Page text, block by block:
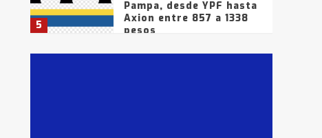
5
Pampa, desde YPF hasta
Axion entre 857 a 1338
pesos
La Bolsa de Cereales de